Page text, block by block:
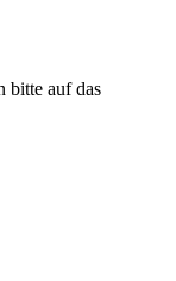
bitte auf das